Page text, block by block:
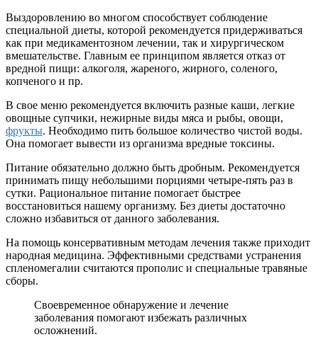
Выздоровлению во многом способствует соблюдение
специальной диеты, которой рекомендуется придерживаться
как при медикаментозном лечении, так и хирургическом
вмешательстве. Главным ее принципом является отказ от
вредной пищи: алкоголя, жареного, жирного, соленого,
копченого и пр.
В свое меню рекомендуется включить разные каши, легкие
овощные супчики, нежирные виды мяса и рыбы, овощи,
фрукты. Необходимо пить большое количество чистой воды.
Она помогает вывести из организма вредные токсины.
Питание обязательно должно быть дробным. Рекомендуется
принимать пищу небольшими порциями четыре-пять раз в
сутки. Рациональное питание помогает быстрее
восстановиться нашему организму. Без диеты достаточно
сложно избавиться от данного заболевания.
На помощь консервативным методам лечения также приходит
народная медицина. Эффективными средствами устранения
спленомегалии считаются прополис и специальные травяные
сборы.
Своевременное обнаружение и лечение
заболевания помогают избежать различных
осложнений.